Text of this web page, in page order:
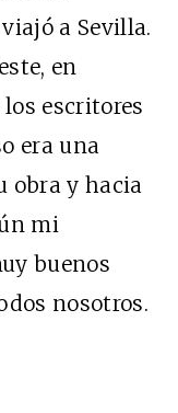
a Sevilla.
en
escritores
era una
obra y hacia
mi
buenos
nosotros.